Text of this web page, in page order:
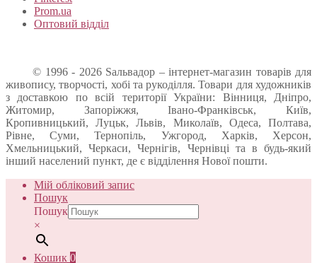
Prom.ua
Оптовий відділ
© 1996 - 2026 Sальвадор – інтернет-магазин товарів для
живопису, творчості, хобі та рукоділля. Товари для художників
з доставкою по всій території України: Вінниця, Дніпро,
Житомир, Запоріжжя, Івано-Франківськ, Київ,
Кропивницький, Луцьк, Львів, Миколаїв, Одеса, Полтава,
Рівне, Суми, Тернопіль, Ужгород, Харків, Херсон,
Хмельницький, Черкаси, Чернігів, Чернівці та в будь-який
інший населений пункт, де є відділення Нової пошти.
Мій обліковий запис
Пошук
Пошук
×
Кошик 0